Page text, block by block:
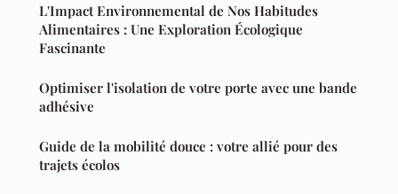
L'Impact Environnemental de Nos Habitudes
Alimentaires : Une Exploration Écologique
Fascinante
Optimiser l'isolation de votre porte avec une bande
adhésive
Guide de la mobilité douce : votre allié pour des
trajets écolos